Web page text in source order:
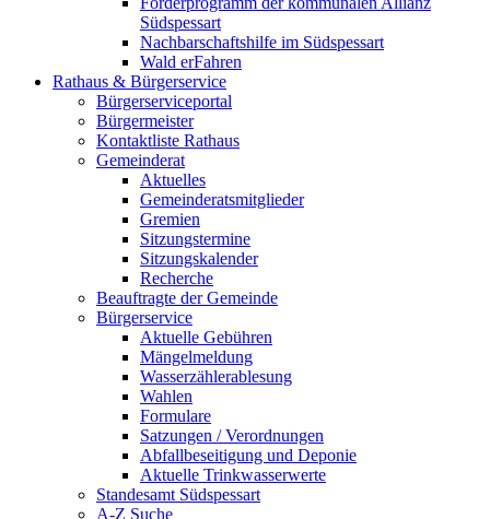
Südspessart
Nachbarschaftshilfe im Südspessart
Wald erFahren
Rathaus & Bürgerservice
Bürgerserviceportal
Bürgermeister
Kontaktliste Rathaus
Gemeinderat
Aktuelles
Gemeinderatsmitglieder
Gremien
Sitzungstermine
Sitzungskalender
Recherche
Beauftragte der Gemeinde
Bürgerservice
Aktuelle Gebühren
Mängelmeldung
Wasserzählerablesung
Wahlen
Formulare
Satzungen / Verordnungen
Abfallbeseitigung und Deponie
Aktuelle Trinkwasserwerte
Standesamt Südspessart
A-Z Suche